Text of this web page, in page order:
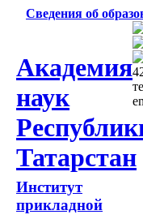
Сведения об
Академия
наук
Татарстан
Институт
прикладной